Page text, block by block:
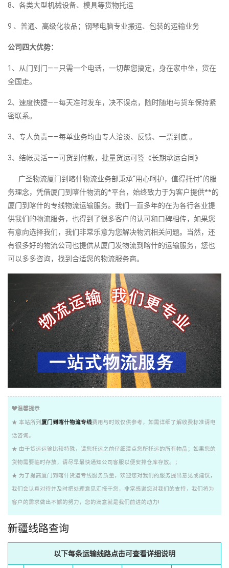
8、各类大型机械设备、模具等货物托运
9 、普通、高级化妆品；钢琴电脑专业搬运、包装的运输业务
公司四大优势：
1、从门到门——只需一个电话，一切帮您搞定，身在家中坐，货在
全国走。
2、速度快捷——每天准时发车，决不误点，随时随地与货车保持紧
密联系。
3、专人负责——每单业务均由专人洽淡、反馈、一票到底 。
3、结帐灵活——可货到付款，批量货运可签《长期承运合同》
广圣物流厦门到喀什物流业务部秉承“用心呵护，值得托付”的服
务理念，凭借厦门到喀什物流的*平台，始终致力于为客户提供**的
厦门到喀什的专线物流运输服务。我们一直多年的在为各行各业提
供我们的物流服务，也得到了很多客户的认可和口碑相传，如果您
有意向选择我们，我们非常乐意为您解决物流相关问题。当然，还
有很多好的物流公司也提供从厦门发物流到喀什的运输服务，您也
可以多多咨询，找到合适您的物流服务商。
温馨提示
★ 本站所列 厦门到喀什物流专线费用与时效仅供参考，如需详细了解收费标准请电
话咨询。
★ 由于货运运输比较特殊，请您托运之前仔细清点您所托运的所有物品；如果您的
货物需要临时存放，请尽早最快通知公司客服以便安排仓库存放。；
★ 为了提高厦门到喀什货运专线服务质量，欢迎您对我们的服务提出意见或建议，
我们会认真对待并及时把处理意见汇报于您，非常感谢您对我们的支持，我们将为
客户的需求做出不懈的努力，您的满意就是我们前进的动力!
新疆线路查询
以下每条运输线路点击可查看详细说明